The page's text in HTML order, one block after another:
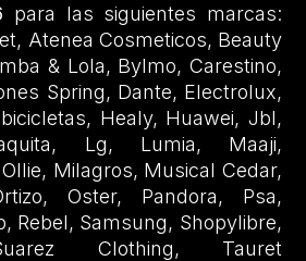
para las siguientes marcas:
Atenea Cosmeticos, Beauty
& Lola, Bylmo, Carestino,
Spring, Dante, Electrolux,
Healy, Huawei, Jbl,
Lg, Lumia, Maaji,
Milagros, Musical Cedar,
Oster, Pandora, Psa,
Rebel, Samsung, Shopylibre,
Clothing, Tauret